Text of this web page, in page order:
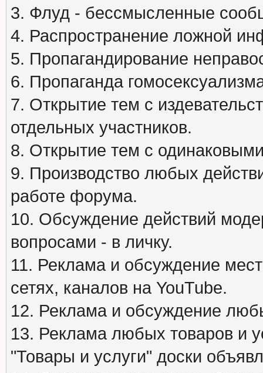
3. Флуд - бессмысленные
4. Распространение ложной
5. Пропагандирование
6. Пропаганда
7. Открытие тем с
отдельных участников.
8. Открытие тем с
9. Производство любых
работе форума.
10. Обсуждение действий
вопросами - в личку.
11. Реклама и обсуждение
сетях, каналов на YouTube.
12. Реклама и обсуждение
13. Реклама любых товаров и
"Товары и услуги" доски